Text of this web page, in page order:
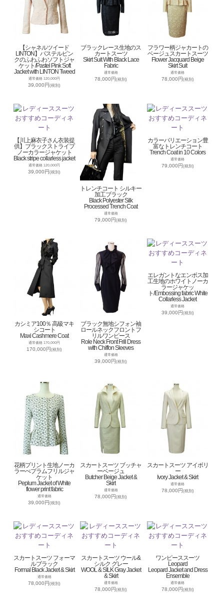
【シャネルツイード
LINTON】パステルピン
クのふわふわソフトジャ
ケット/Pastel Pink Soft
Jacket with LINTON Tweed
通常価格 120,000円
39,000円(税別)
ブラックレース生地のス
カートスーツ
Skirt Suit With Black Lace
Fabric
通常価格
78,000円(税別)
フラワー柄ジャカートの
ベージュスカートスーツ
Flower Jacquard Beige
Skirt Suit
通常価格
78,000円(税別)
【川上麻衣子さん衣装提
供】ブラックストライプ
ノーカラージャケット
Black stripe collarless jacket
通常価格 120,000円
39,000円(税別)
トレンチコート シルキー
加工ブラック
Black Polyester Silk
Processed Trench Coat
通常価格
79,000円(税別)
カラーバリエーション豊
富なトレンチコート
Trench Coat in 10 Colors
通常価格
79,000円(税別)
カシミア100％ 高級マキ
シコート
Maxi Cashmere Coat
通常価格 170,000円
170,000円(税別)
ブラック無地シフォン袖
ロールネックフロントフ
リルワンピース
Role Neck Front Frill Dress
with Chiffon Sleeves
通常価格
39,000円(税別)
エレガントなエンボス加
工生地のホワイトノーカ
ラージャケッ
ト/Embossing fabric White
Collarless Jacket
通常価格
39,000円(税別)
花柄プリント生地ノーカ
ラーぺプラムフリルジャ
ケット
Peplum Jacket of White
flower print fabric
通常価格
39,000円(税別)
スカートスーツ ブッチャ
ーベージュ
Butcher Beige Jacket &
Skirt
通常価格
78,000円(税別)
スカートスーツ アイボリ
ー
Ivory Jacket & Skirt
通常価格
78,000円(税別)
スカートスーツ フォーマ
ルブラック
Formal Black Jacket & Skirt
通常価格
78,000円(税別)
スカートスーツ ウール&
シルク グレー
WOOL & SILK Gray Jacket
& Skirt
通常価格
78,000円(税別)
ワンピーススーツ
Leopard
Leopard Jacket and Dress
Ensemble
通常価格
78,000円(税別)